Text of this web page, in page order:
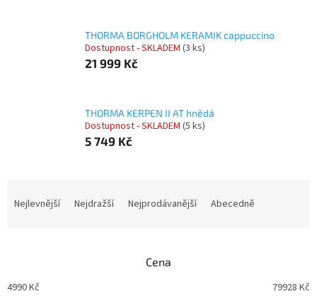
THORMA BORGHOLM KERAMIK cappuccino
Dostupnost - SKLADEM (3 ks)
21 999 Kč
THORMA KERPEN II AT hnědá
Dostupnost - SKLADEM (5 ks)
5 749 Kč
p
Nejlevnější Nejdražší Nejprodávanější Abecedně
Cena
4990Kč 79928 Kč